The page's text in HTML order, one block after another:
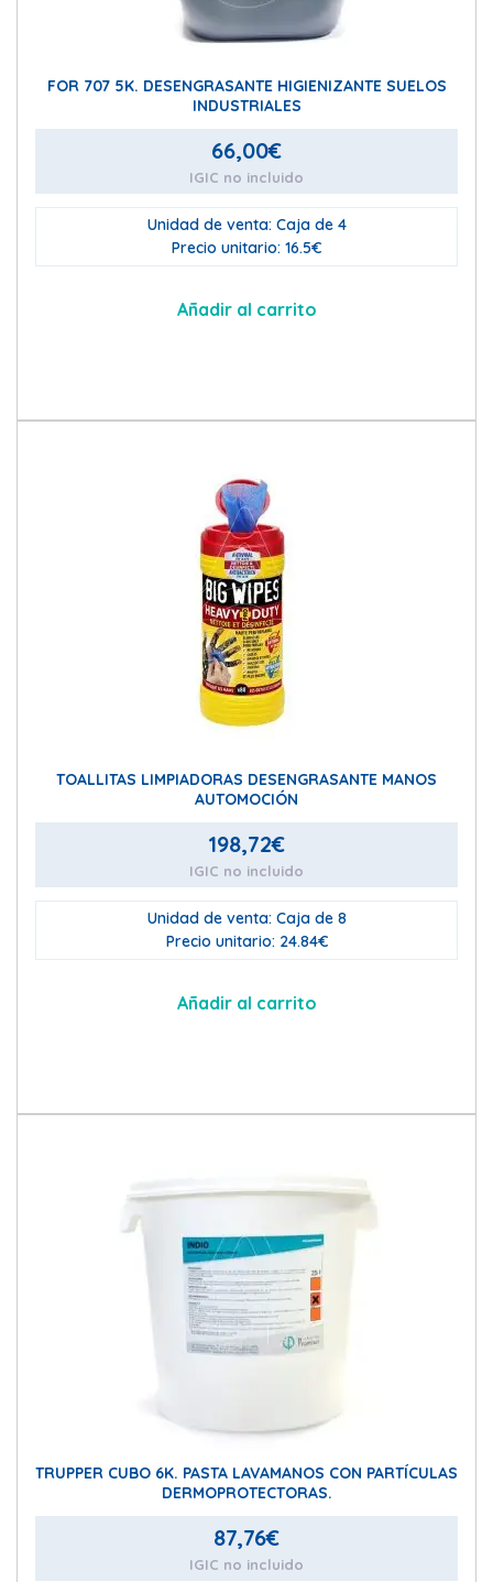
FOR 707 5K. DESENGRASANTE HIGIENIZANTE SUELOS
INDUSTRIALES
66,00€
IGIC no incluido
Unidad de venta: Caja de 4
Precio unitario: 16.5€
Añadir al carrito
TOALLITAS LIMPIADORAS DESENGRASANTE MANOS
AUTOMOCIÓN
198,72€
IGIC no incluido
Unidad de venta: Caja de 8
Precio unitario: 24.84€
Añadir al carrito
TRUPPER CUBO 6K. PASTA LAVAMANOS CON PARTÍCULAS
DERMOPROTECTORAS.
87,76€
IGIC no incluido